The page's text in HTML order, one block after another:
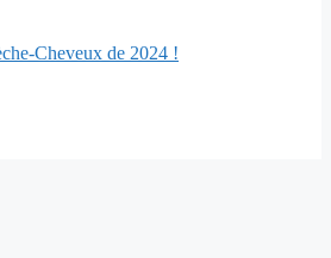
Cheveux de 2024 !